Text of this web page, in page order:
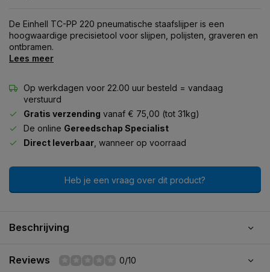
De Einhell TC-PP 220 pneumatische staafslijper is een
hoogwaardige precisietool voor slijpen, polijsten, graveren en
ontbramen.
Lees meer
Op werkdagen voor 22.00 uur besteld = vandaag
verstuurd
Gratis verzending vanaf € 75,00 (tot 31kg)
De online Gereedschap Specialist
Direct leverbaar , wanneer op voorraad
Heb je een vraag over dit product?
Beschrijving
Reviews 0/10